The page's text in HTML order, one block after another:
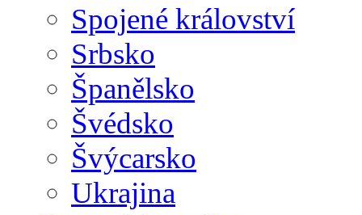
Spojené království
Srbsko
Španělsko
Švédsko
Švýcarsko
Ukrajina